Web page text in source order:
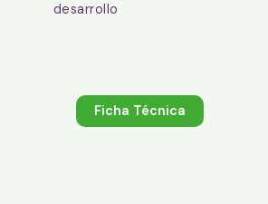
desarrollo
Ficha Técnica